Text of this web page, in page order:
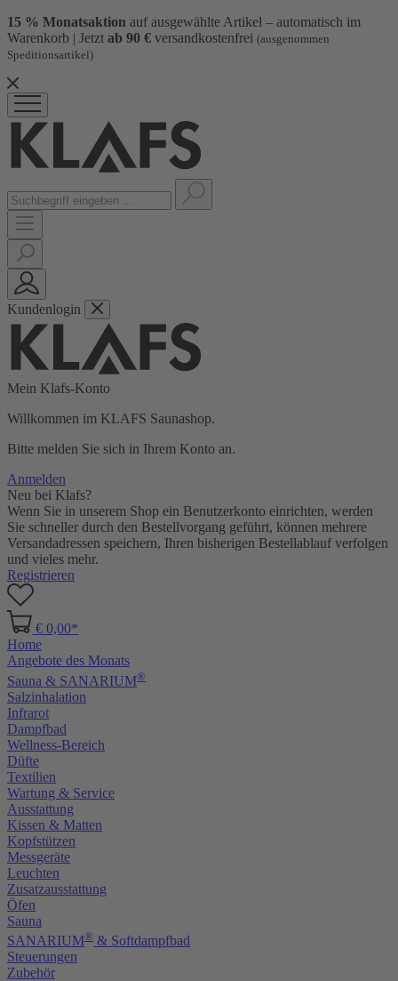
15 % Monatsaktion auf ausgewählte Artikel – automatisch im
Warenkorb | Jetzt ab 90 € versandkostenfrei (ausgenommen
Speditionsartikel)
Kundenlogin
Mein Klafs-Konto
Willkommen im KLAFS Saunashop.
Bitte melden Sie sich in Ihrem Konto an.
Anmelden
Neu bei Klafs?
Wenn Sie in unserem Shop ein Benutzerkonto einrichten, werden
Sie schneller durch den Bestellvorgang geführt, können mehrere
Versandadressen speichern, Ihren bisherigen Bestellablauf verfolgen
und vieles mehr.
Registrieren
€ 0,00*
Home
Angebote des Monats
Sauna & SANARIUM®
Salzinhalation
Infrarot
Dampfbad
Wellness-Bereich
Düfte
Textilien
Wartung & Service
Ausstattung
Kissen & Matten
Kopfstützen
Messgeräte
Leuchten
Zusatzausstattung
Öfen
Sauna
SANARIUM® & Softdampfbad
Steuerungen
Zubehör